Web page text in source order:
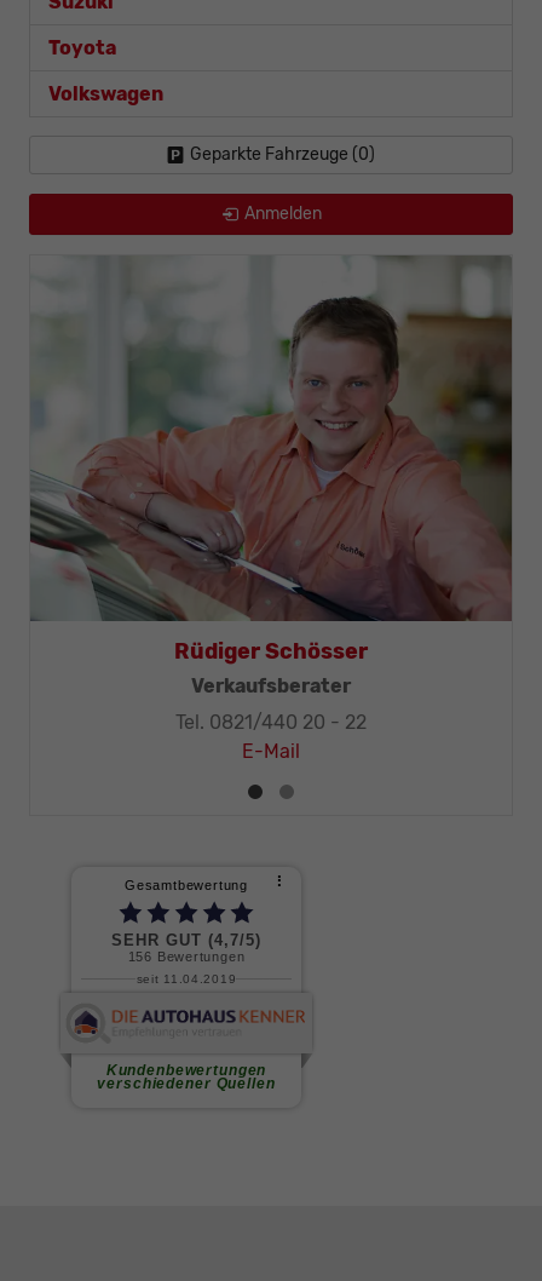
Toyota
Volkswagen
Geparkte Fahrzeuge (0)
Anmelden
Thomas Mohr
Geschäftsleitung, KFZ-Techniker-Meister
Tel. 0821/440 20 - 32
E-Mail